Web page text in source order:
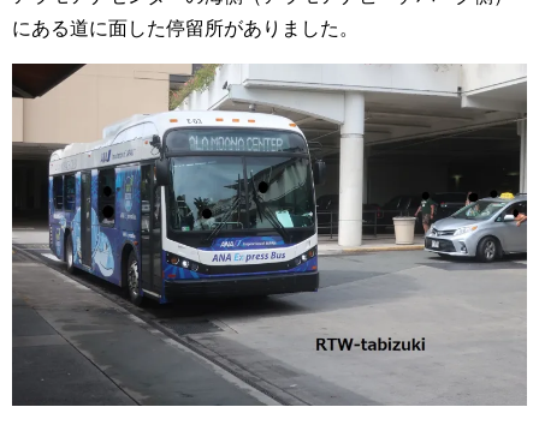
にある道に面した停留所がありました。